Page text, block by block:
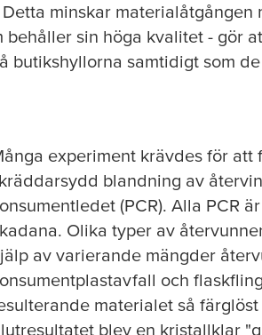
minskar materialåtgången
sin höga kvalitet - gör
butikshyllorna samtidigt som
experiment krävdes för att
blandning av
(PCR). Alla PCR
Olika typer av
av varierande mängder
och
materialet så
blev en kristallklar